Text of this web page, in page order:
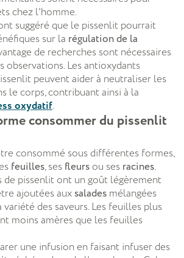
chez l'homme.
suggéré que le pissenlit pourrait
sur la régulation de la
de recherches sont nécessaires
observations. Les antioxydants
peuvent aider à neutraliser les
le corps, contribuant ainsi à la
oxydatif.
consommer du pissenlit
consommé sous différentes formes,
feuilles, ses fleurs ou ses racines.
de pissenlit ont un goût légèrement
ajoutées aux salades mélangées
des saveurs. Les feuilles plus
moins amères que les feuilles
une infusion en faisant infuser des